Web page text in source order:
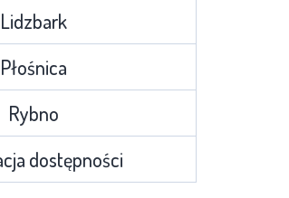
Lidzbark
Płośnica
Rybno
dostępności